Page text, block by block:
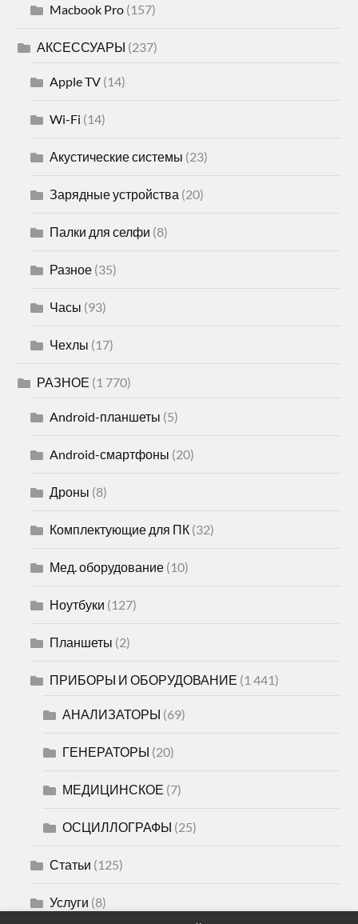
Macbook Pro (157)
АКСЕССУАРЫ (237)
Apple TV (14)
Wi-Fi (14)
Акустические системы (23)
Зарядные устройства (20)
Палки для селфи (8)
Разное (35)
Часы (93)
Чехлы (17)
РАЗНОЕ (1 770)
Android-планшеты (5)
Android-смартфоны (20)
Дроны (8)
Комплектующие для ПК (32)
Мед. оборудование (10)
Ноутбуки (127)
Планшеты (2)
ПРИБОРЫ И ОБОРУДОВАНИЕ (1 441)
АНАЛИЗАТОРЫ (69)
ГЕНЕРАТОРЫ (20)
МЕДИЦИНСКОЕ (7)
ОСЦИЛЛОГРАФЫ (25)
Статьи (125)
Услуги (8)